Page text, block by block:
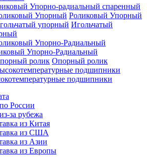
Упорно-радиальный спаренный
Роликовый Упорный
Игольчатый
Упорно-Радиальный
Опорный ролик
подшипники
России
за рубежа
из Китая
из США
из Азии
из Европы